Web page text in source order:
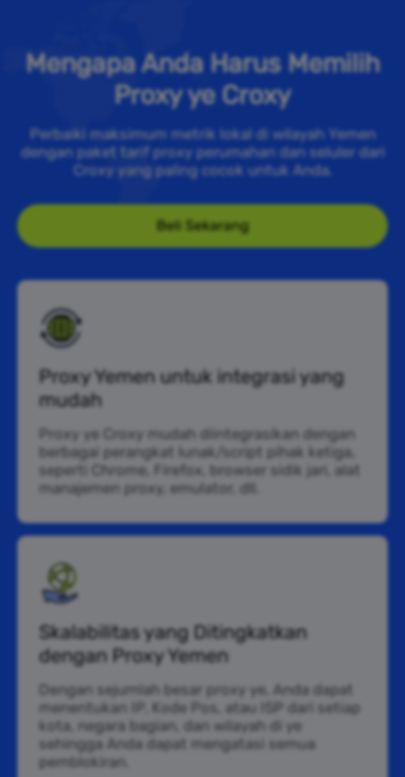
Mengapa Anda Harus Memilih
Proxy ye Croxy
Perbaiki maksimum metrik lokal di wilayah Yemen
dengan paket tarif proxy perumahan dan seluler dari
Croxy yang paling cocok untuk Anda.
Beli Sekarang
Proxy Yemen untuk integrasi yang
mudah
Proxy ye Croxy mudah diintegrasikan dengan
berbagai perangkat lunak/script pihak ketiga,
seperti Chrome, Firefox, browser sidik jari, alat
manajemen proxy, emulator, dll.
Skalabilitas yang Ditingkatkan
dengan Proxy Yemen
Dengan sejumlah besar proxy ye, Anda dapat
menentukan IP, Kode Pos, atau ISP dari setiap
kota, negara bagian, dan wilayah di ye
sehingga Anda dapat mengatasi semua
pemblokiran.